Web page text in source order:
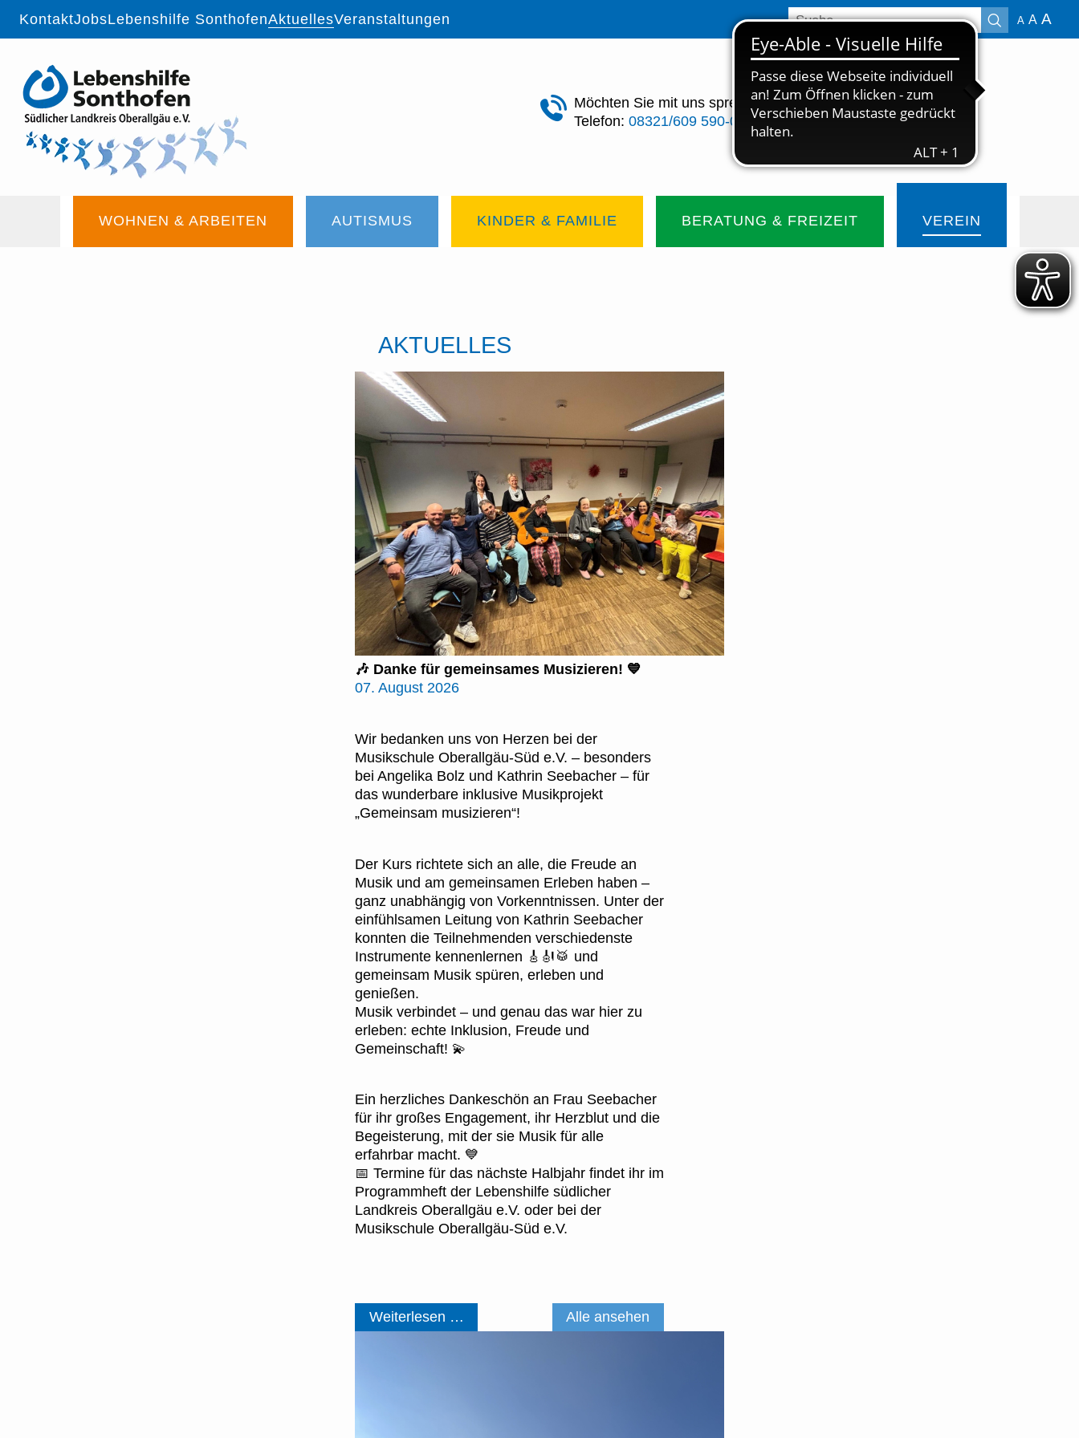
überspringen
KontaktJobsLebenshilfe SonthofenAktuellesVeranstaltungen Suchbegriffe A A A
Möchten Sie mit uns sprechen?
Telefon: 08321/609 590-0 Jetzt spenden
WOHNEN & ARBEITEN AUTISMUS KINDER & FAMILIE BERATUNG & FREIZEIT VEREIN
AKTUELLES
🎶 Danke für gemeinsames Musizieren! 💙
07. August 2026
Wir bedanken uns von Herzen bei der
Musikschule Oberallgäu-Süd e.V. – besonders
bei Angelika Bolz und Kathrin Seebacher – für
das wunderbare inklusive Musikprojekt
„Gemeinsam musizieren“!
Der Kurs richtete sich an alle, die Freude an
Musik und am gemeinsamen Erleben haben –
ganz unabhängig von Vorkenntnissen. Unter der
einfühlsamen Leitung von Kathrin Seebacher
konnten die Teilnehmenden verschiedenste
Instrumente kennenlernen 🎸🎻🥁 und
gemeinsam Musik spüren, erleben und
genießen.
Musik verbindet – und genau das war hier zu
erleben: echte Inklusion, Freude und
Gemeinschaft! 💫
Ein herzliches Dankeschön an Frau Seebacher
für ihr großes Engagement, ihr Herzblut und die
Begeisterung, mit der sie Musik für alle
erfahrbar macht. 💙
📅 Termine für das nächste Halbjahr findet ihr im
Programmheft der Lebenshilfe südlicher
Landkreis Oberallgäu e.V. oder bei der
Musikschule Oberallgäu-Süd e.V.
Weiterlesen … Alle ansehen